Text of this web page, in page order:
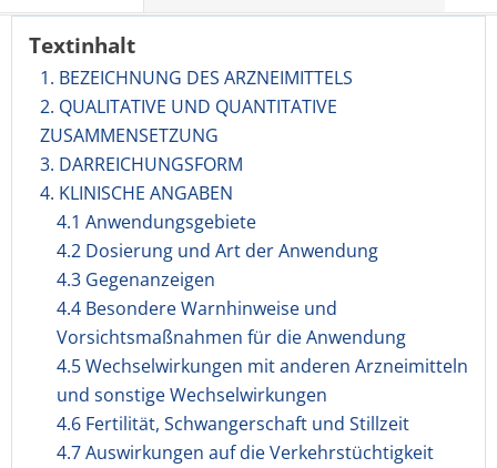
Textinhalt
1. BEZEICHNUNG DES ARZNEIMITTELS
2. QUALITATIVE UND QUANTITATIVE
ZUSAMMENSETZUNG
3. DARREICHUNGSFORM
4. KLINISCHE ANGABEN
4.1 Anwendungsgebiete
4.2 Dosierung und Art der Anwendung
4.3 Gegenanzeigen
4.4 Besondere Warnhinweise und
Vorsichtsmaßnahmen für die Anwendung
4.5 Wechselwirkungen mit anderen Arzneimitteln
und sonstige Wechselwirkungen
4.6 Fertilität, Schwangerschaft und Stillzeit
4.7 Auswirkungen auf die Verkehrstüchtigkeit